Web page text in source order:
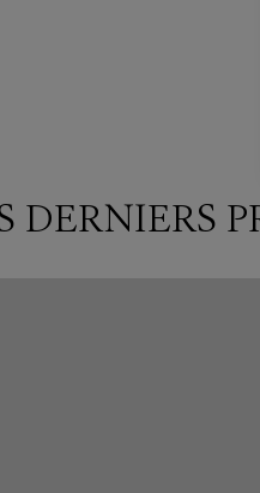
DERNIERS